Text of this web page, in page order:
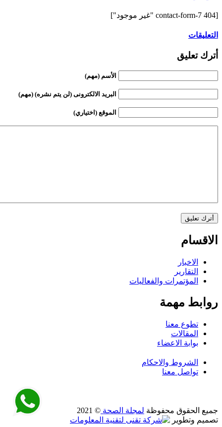
[contact-form-7 404 "غير موجود"]
التعليقات
أترك تعليق
الأسم (مهم)
البريد الالكترونى (لن يتم نشره) (مهم)
الموقع (اختياري)
الاقسام
الاخبار
التقارير
المؤتمرات والفعاليات
روابط مهمة
تطوع معنا
المقالات
بوابة الاعضاء
الشروط والاحكام
تواصل معنا
جميع الحقوق محفوظة لمجلة الصحة © 2021
تصميم وتطوير